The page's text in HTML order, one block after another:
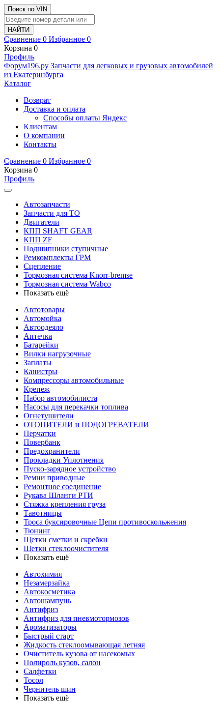
Поиск по VIN
Сравнение 0 Избранное 0
Корзина 0
Профиль
Фoрум196.ру Запчасти для легковых и грузовых автомобилей
из Екатеринбурга
Каталог
Возврат
Доставка и оплата
Способы оплаты Яндекс
Клиентам
О компании
Контакты
Сравнение 0 Избранное 0
Корзина 0
Профиль
Автозапчасти
Запчасти для ТО
Двигатели
КПП SHAFT GEAR
КПП ZF
Подшипники ступичные
Ремкомплекты ГРМ
Сцепление
Тормозная система Knorr-bremse
Тормозная система Wabco
Показать ещё
Автотовары
Автомойка
Автоодеяло
Аптечка
Батарейки
Вилки нагрузочные
Заплаты
Канистры
Компрессоры автомобильные
Крепеж
Набор автомобилиста
Насосы для перекачки топлива
Огнетушители
ОТОПИТЕЛИ и ПОДОГРЕВАТЕЛИ
Перчатки
Повербанк
Предохранители
Прокладки Уплотнения
Пуско-зарядное устройство
Ремни приводные
Ремонтное соединение
Рукава Шланги РТИ
Стяжка крепления груза
Тавотницы
Троса буксировочные Цепи противоскольжения
Тюнинг
Щетки сметки и скребки
Щетки стеклоочистителя
Показать ещё
Автохимия
Незамерзайка
Автокосметика
Автошампунь
Антифриз
Антифриз для пневмотормозов
Ароматизаторы
Быстрый старт
Жидкость стеклоомывающая летняя
Очиститель кузова от насекомых
Полироль кузов, салон
Салфетки
Тосол
Чернитель шин
Показать ещё